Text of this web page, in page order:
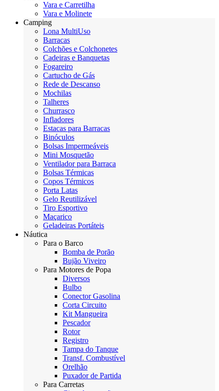
Vara e Carretilha
Vara e Molinete
Camping
Lona MultiUso
Barracas
Colchões e Colchonetes
Cadeiras e Banquetas
Fogareiro
Cartucho de Gás
Rede de Descanso
Mochilas
Talheres
Churrasco
Infladores
Estacas para Barracas
Binóculos
Bolsas Impermeáveis
Mini Mosquetão
Ventilador para Barraca
Bolsas Térmicas
Copos Térmicos
Porta Latas
Gelo Reutilizável
Tiro Esportivo
Maçarico
Geladeiras Portáteis
Náutica
Para o Barco
Bomba de Porão
Bujão Viveiro
Para Motores de Popa
Diversos
Bulbo
Conector Gasolina
Corta Circuito
Kit Mangueira
Pescador
Rotor
Registro
Tampa do Tanque
Transf. Combustível
Orelhão
Puxador de Partida
Para Carretas